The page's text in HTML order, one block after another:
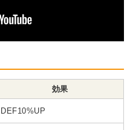
効果
DEF10%UP